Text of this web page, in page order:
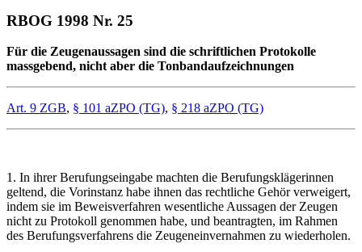
RBOG 1998 Nr. 25
Für die Zeugenaussagen sind die schriftlichen Protokolle
massgebend, nicht aber die Tonbandaufzeichnungen
Art. 9 ZGB, § 101 aZPO (TG), § 218 aZPO (TG)
1. In ihrer Berufungseingabe machten die Berufungsklägerinnen
geltend, die Vorinstanz habe ihnen das rechtliche Gehör verweigert,
indem sie im Beweisverfahren wesentliche Aussagen der Zeugen
nicht zu Protokoll genommen habe, und beantragten, im Rahmen
des Berufungsverfahrens die Zeugeneinvernahmen zu wiederholen.